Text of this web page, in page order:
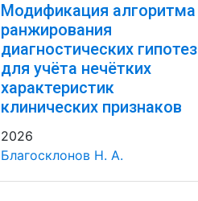
Модификация алгоритма
ранжирования
диагностических гипотез
для учёта нечётких
характеристик
клинических признаков
2026
Благосклонов Н. А.